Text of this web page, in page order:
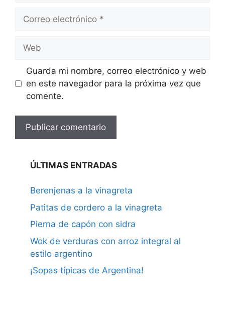
Correo
Web
Guarda mi nombre, correo electrónico y web
en este navegador para la próxima vez que
comente.
ÚLTIMAS ENTRADAS
Berenjenas a la vinagreta
Patitas de cordero a la vinagreta
Pierna de capón con sidra
Wok de verduras con arroz integral al
estilo argentino
¡Sopas típicas de Argentina!